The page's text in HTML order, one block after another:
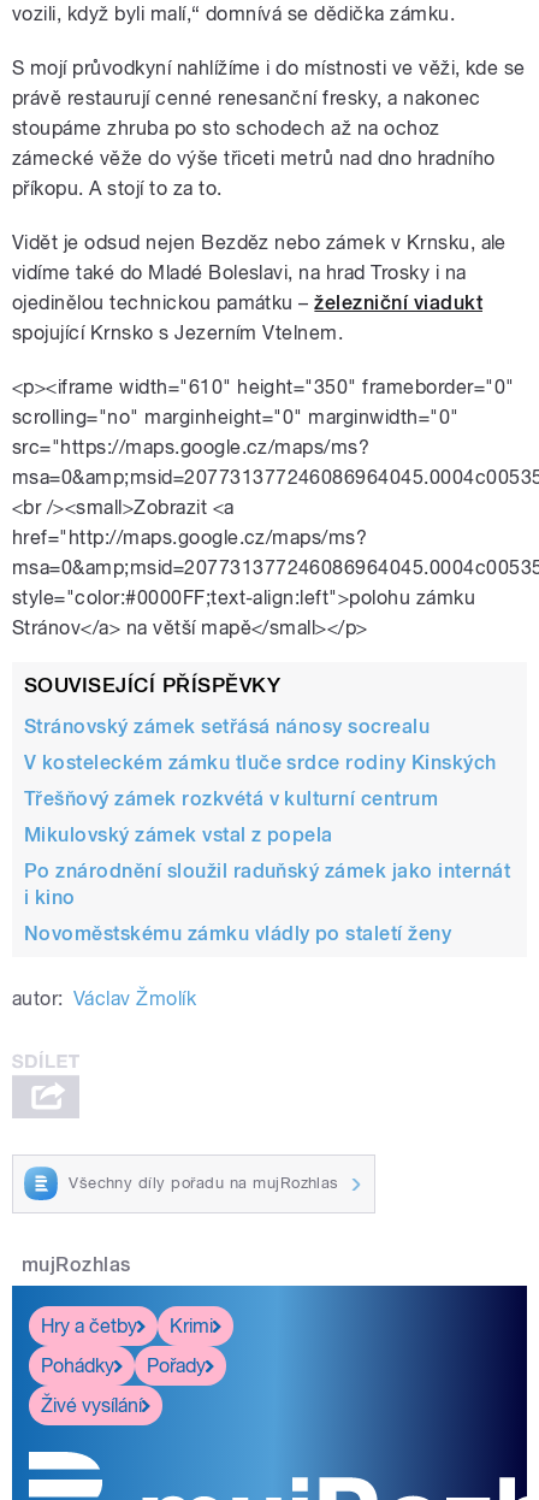
vozili, když byli malí,“ domnívá se dědička zámku.
S mojí průvodkyní nahlížíme i do místnosti ve věži, kde se
právě restaurují cenné renesanční fresky, a nakonec
stoupáme zhruba po sto schodech až na ochoz
zámecké věže do výše třiceti metrů nad dno hradního
příkopu. A stojí to za to.
Vidět je odsud nejen Bezděz nebo zámek v Krnsku, ale
vidíme také do Mladé Boleslavi, na hrad Trosky i na
ojedinělou technickou památku –železniční viadukt
spojující Krnsko s Jezerním Vtelnem.
<p><iframe width="610" height="350" frameborder="0"
scrolling="no" marginheight="0" marginwidth="0"
src="https://maps.google.cz/maps/ms?
<br /><small>Zobrazit <a
href="http://maps.google.cz/maps/ms?
style="color:#0000FF;text-align:left">polohu zámku
Stránov</a> na větší mapě</small></p>
SOUVISEJÍCÍ PŘÍSPĚVKY
Stránovský zámek setřásá nánosy socrealu
V kosteleckém zámku tluče srdce rodiny Kinských
Třešňový zámek rozkvétá v kulturní centrum
Mikulovský zámek vstal z popela
Po znárodnění sloužil raduňský zámek jako internát
i kino
Novoměstskému zámku vládly po staletí ženy
autor: Václav Žmolík
Všechny díly pořadu na mujRozhlas
mujRozhlas
Hry a četby
Krimi
Pohádky
Pořady
Živé vysílání